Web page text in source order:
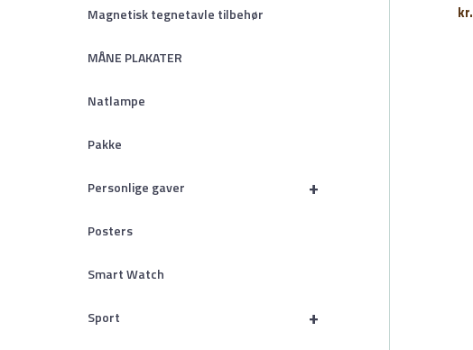
Magnetisk tegnetavle tilbehør
MÅNE PLAKATER
Natlampe
Pakke
+
Personlige gaver
Posters
Smart Watch
+
Sport
kr.